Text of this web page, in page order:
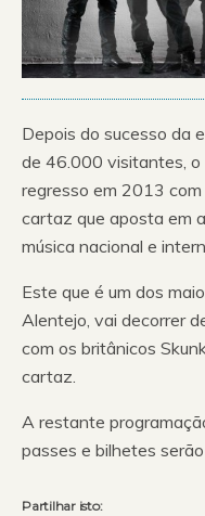
Depois do sucesso da
de 46.000 visitantes,
regresso em 2013
cartaz que aposta em
música nacional e
Este que é um dos
Alentejo, vai decorrer
com os britânicos
cartaz.
A restante
passes e bilhetes
Partilhar isto: